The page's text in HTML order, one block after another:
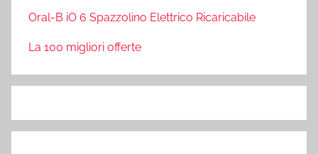
Oral-B iO 6 Spazzolino Elettrico Ricaricabile
La 100 migliori offerte